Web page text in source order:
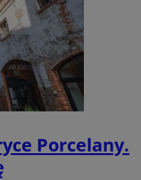
Porcelany.